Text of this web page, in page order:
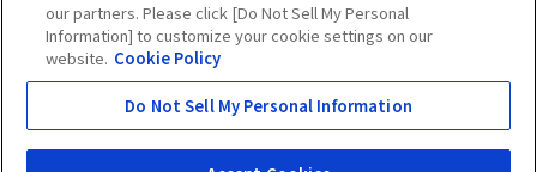
個人情報の取扱いのご案内
ソーシャルメディアポリシー
推奨閲覧環境
ウェブアクセシビリティ対応
Copyright © Chugai Pharmaceutical Co., Ltd.All rights reserved.
our partners. Please click [Do Not Sell My Personal
Information] to customize your cookie settings on our
website. Cookie Policy
Do Not Sell My Personal Information